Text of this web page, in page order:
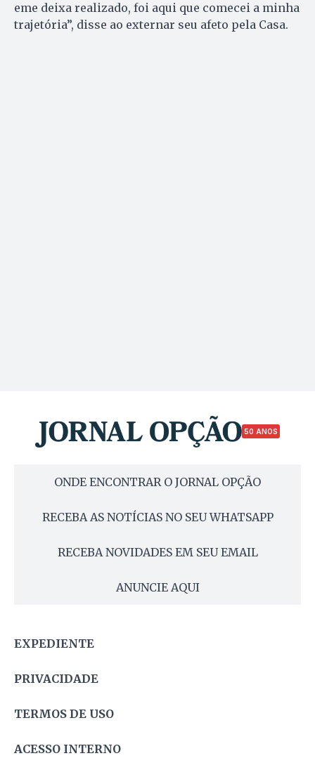
eme deixa realizado, foi aqui que comecei a minha
trajetória”, disse ao externar seu afeto pela Casa.
50 ANOS
ONDE ENCONTRAR O JORNAL OPÇÃO
RECEBA AS NOTÍCIAS NO SEU WHATSAPP
RECEBA NOVIDADES EM SEU EMAIL
ANUNCIE AQUI
EXPEDIENTE
PRIVACIDADE
TERMOS DE USO
ACESSO INTERNO